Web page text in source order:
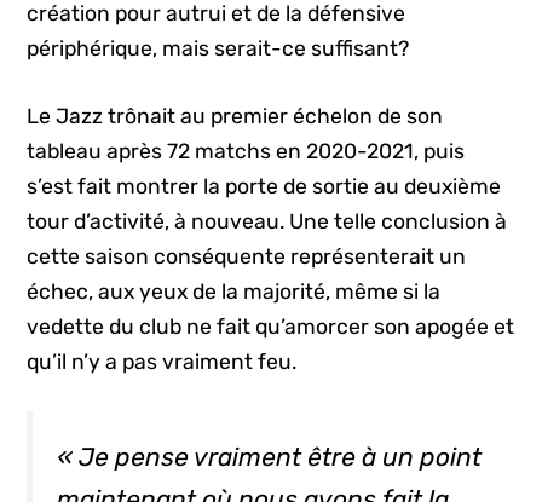
création pour autrui et de la défensive
périphérique, mais serait-ce suffisant?
Le Jazz trônait au premier échelon de son
tableau après 72 matchs en 2020-2021, puis
s’est fait montrer la porte de sortie au deuxième
tour d’activité, à nouveau. Une telle conclusion à
cette saison conséquente représenterait un
échec, aux yeux de la majorité, même si la
vedette du club ne fait qu’amorcer son apogée et
qu’il n’y a pas vraiment feu.
« Je pense vraiment être à un point